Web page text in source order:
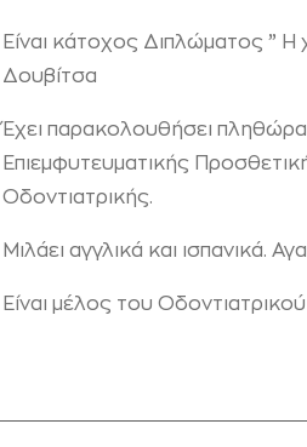
Είναι κάτοχος Διπλώματος ”
Δουβίτσα
Έχει παρακολουθήσει
Επιεμφυτευματικής
Οδοντιατρικής.
Μιλάει αγγλικά και ισπανικά.
Είναι μέλος του